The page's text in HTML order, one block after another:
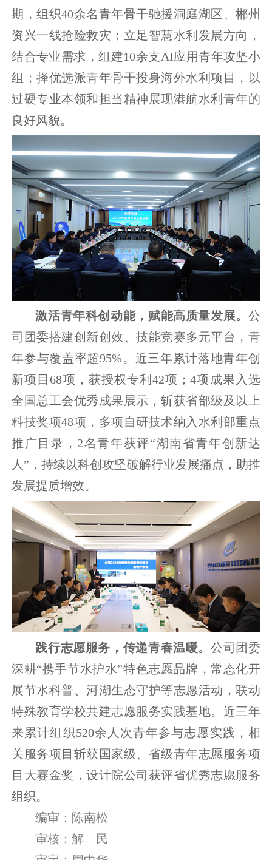
期，组织40余名青年骨干驰援洞庭湖区、郴州
资兴一线抢险救灾；立足智慧水利发展方向，
结合专业需求，组建10余支AI应用青年攻坚小
组；择优选派青年骨干投身海外水利项目，以
过硬专业本领和担当精神展现港航水利青年的
良好风貌。
激活青年科创动能，赋能高质量发展。 公
司团委搭建创新创效、技能竞赛多元平台，青
年参与覆盖率超95%。近三年累计落地青年创
新项目68项，获授权专利42项；4项成果入选
全国总工会优秀成果展示，斩获省部级及以上
科技奖项48项，多项自研技术纳入水利部重点
推广目录，2名青年获评“湖南省青年创新达
人”，持续以科创攻坚破解行业发展痛点，助推
发展提质增效。
践行志愿服务，传递青春温暖。公司团委
深耕“携手节水护水”特色志愿品牌，常态化开
展节水科普、河湖生态守护等志愿活动，联动
特殊教育学校共建志愿服务实践基地。近三年
来累计组织520余人次青年参与志愿实践，相
关服务项目斩获国家级、省级青年志愿服务项
目大赛金奖，设计院公司获评省优秀志愿服务
组织。
编审：陈南松
审核：解 民